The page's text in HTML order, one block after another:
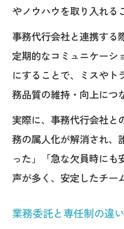
やノウハウを取り入れる
事務代行会社と連携する
定期的なコミュニケーシ
にすることで、ミスやト
務品質の維持・向上につ
実際に、事務代行会社と
務の属人化が解消され、
った」「急な欠員時にも
声が多く、安定したチー
業務委託と専任制の違